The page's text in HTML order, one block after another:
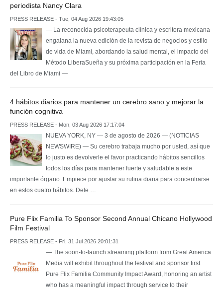
periodista Nancy Clara
PRESS RELEASE - Tue, 04 Aug 2026 19:43:05
— La reconocida psicoterapeuta clínica y escritora mexicana
engalana la nueva edición de la revista de negocios y estilo
de vida de Miami, abordando la salud mental, el impacto del
Método LiberaSueña y su próxima participación en la Feria
del Libro de Miami —
4 hábitos diarios para mantener un cerebro sano y mejorar la
función cognitiva
PRESS RELEASE - Mon, 03 Aug 2026 17:17:04
NUEVA YORK, NY — 3 de agosto de 2026 — (NOTICIAS
NEWSWIRE) — Su cerebro trabaja mucho por usted, así que
lo justo es devolverle el favor practicando hábitos sencillos
todos los días para mantener fuerte y saludable a este
importante órgano. Empiece por ajustar su rutina diaria para concentrarse
en estos cuatro hábitos. Dele …
Pure Flix Familia To Sponsor Second Annual Chicano Hollywood
Film Festival
PRESS RELEASE - Fri, 31 Jul 2026 20:01:31
— The soon-to-launch streaming platform from Great America
Media will exhibit throughout the festival and sponsor first
Pure Flix Familia Community Impact Award, honoring an artist
who has a meaningful impact through service to their